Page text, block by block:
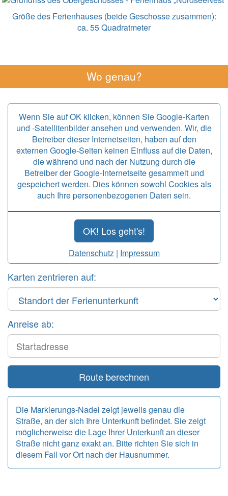
Größe des Ferienhauses (beide Geschosse zusammen):
ca. 55 Quadratmeter
Wo genau?
Wenn Sie auf OK klicken, können Sie Google-Karten
und -Satellitenbilder ansehen und verwenden. Wir, die
Betreiber dieser Internetseiten, haben auf den
externen Google-Seiten keinen Einfluss auf die Daten,
die während und nach der Nutzung durch die
Betreiber der Google-Internetseite gesammelt und
gespeichert werden. Dies können sowohl Cookies als
auch Ihre personenbezogenen Daten sein.
OK! Los geht's!
Datenschutz| Impressum
Karten zentrieren auf:
Anreise ab:
Start
Route berechnen
Die Markierungs-Nadel zeigt jeweils genau die
Straße, an der sich Ihre Unterkunft befindet. Sie zeigt
möglicherweise die Lage Ihrer Unterkunft an dieser
Straße nicht ganz exakt an. Bitte richten Sie sich in
diesem Fall vor Ort nach der Hausnummer.